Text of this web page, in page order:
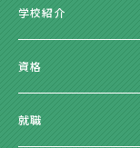
学校紹介
資格
就職